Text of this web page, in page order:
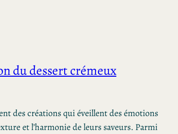
du dessert crémeux
des créations qui éveillent des émotions
et l’harmonie de leurs saveurs. Parmi